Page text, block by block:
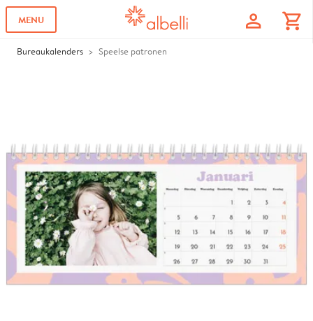
MENU profile shopping_cart
Bureaukalenders Speelse patronen